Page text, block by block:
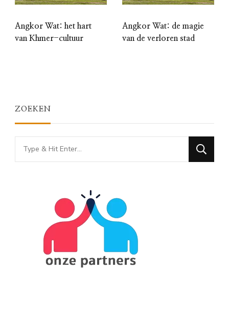
Angkor Wat: het hart
van Khmer-cultuur
Angkor Wat: de magie
van de verloren stad
ZOEKEN
Looking
for